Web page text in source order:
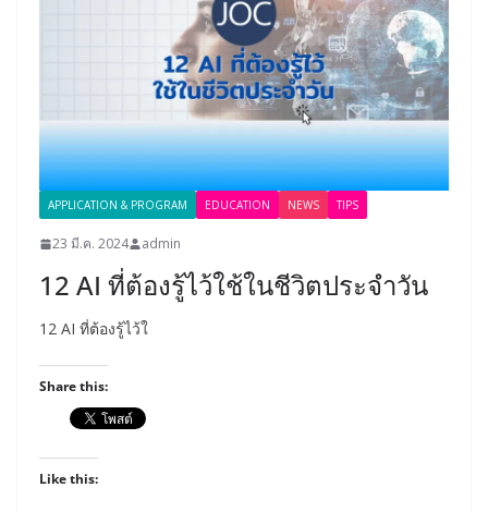
APPLICATION & PROGRAM EDUCATION NEWS TIPS
23 มี.ค. 2024 admin
12 AI ที่ต้องรู้ไว้ใช้ในชีวิตประจำวัน
12 AI ที่ต้องรู้ไว้ใ
Share this:
Like this: